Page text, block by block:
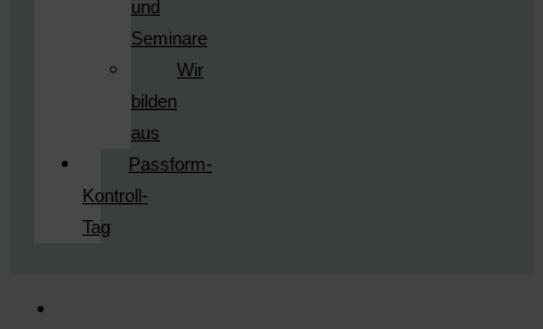
und
Seminare
Wir
bilden
aus
Passform-
Kontroll-
Tag